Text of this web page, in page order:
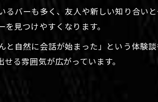
バーも多く、友人や新しい知り合い
見つけやすくなります。
と自然に会話が始まった」という体験
る雰囲気が広がっています。